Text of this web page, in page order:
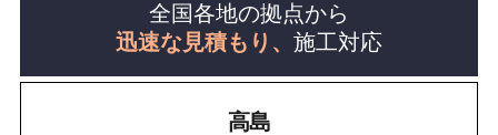
全国各地の拠点から
迅速な見積もり、 施工対応
高島